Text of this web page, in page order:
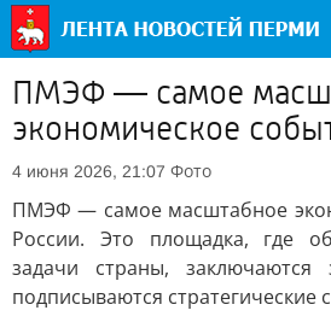
ПМЭФ — самое
экономическое
4 июня 2026, 21:07 Фото
ПМЭФ — самое масштабное
России. Это площадка, где
задачи страны, заключаются
подписываются стратегические